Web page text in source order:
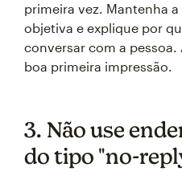
primeira vez. Mantenha
objetiva e explique por
conversar com a
boa primeira impressão.
3. Não use
do tipo "no-